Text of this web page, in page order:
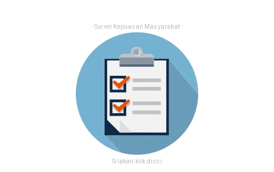
- Survei Kepuasan Masyarakat -
Silakan klik disni